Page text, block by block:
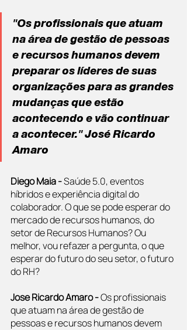
"Os profissionais que atuam
na área de gestão de pessoas
e recursos humanos devem
preparar os líderes de suas
organizações para as grandes
mudanças que estão
acontecendo e vão continuar
a acontecer." José Ricardo
Amaro
Diego Maia - Saúde 5.0, eventos
híbridos e experiência digital do
colaborador. O que se pode esperar do
mercado de recursos humanos, do
setor de Recursos Humanos? Ou
melhor, vou refazer a pergunta, o que
esperar do futuro do seu setor, o futuro
do RH?
Jose Ricardo Amaro - Os profissionais
que atuam na área de gestão de
pessoas e recursos humanos devem